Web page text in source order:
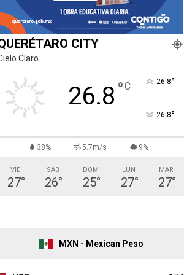
CITY
Claro
26.8 °C 26.8°
26.8°
38% 5.7m/s 9%
VIE
27°
SÁB
26°
DOM
25°
LUN
27°
MAR
27°
MXN - Mexican Peso